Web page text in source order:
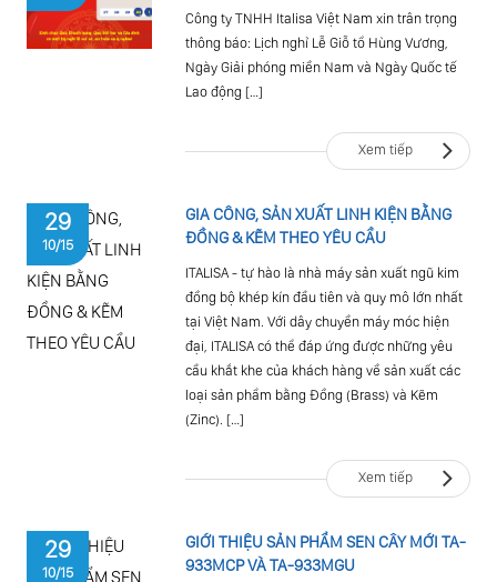
Công ty TNHH Italisa Việt Nam xin trân trọng
thông báo: Lịch nghỉ Lễ Giỗ tổ Hùng Vương,
Ngày Giải phóng miền Nam và Ngày Quốc tế
Lao động […]
Xem tiếp
29
10/15
GIA CÔNG, SẢN XUẤT LINH KIỆN BẰNG
ĐỒNG & KẼM THEO YÊU CẦU
ITALISA - tự hào là nhà máy sản xuất ngũ kim
đồng bộ khép kín đầu tiên và quy mô lớn nhất
tại Việt Nam. Với dây chuyền máy móc hiện
đại, ITALISA có thể đáp ứng được những yêu
cầu khắt khe của khách hàng về sản xuất các
loại sản phẩm bằng Đồng (Brass) và Kẽm
(Zinc). […]
Xem tiếp
29
10/15
GIỚI THIỆU SẢN PHẨM SEN CÂY MỚI TA-
933MCP VÀ TA-933MGU